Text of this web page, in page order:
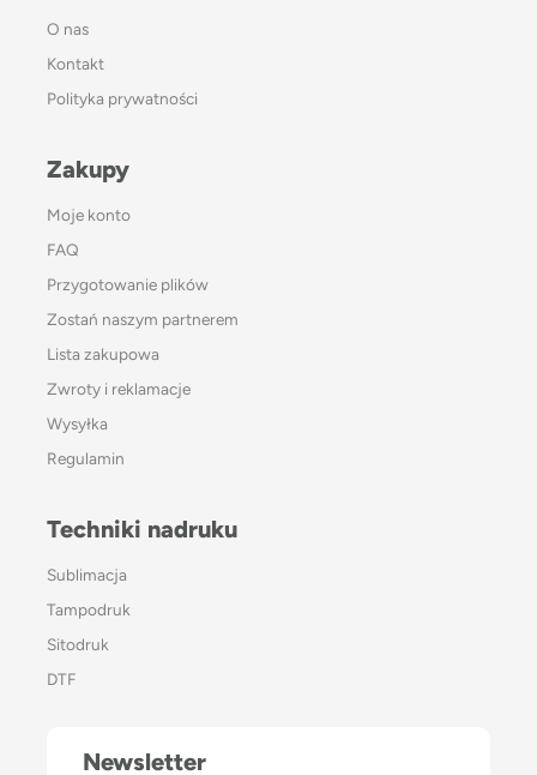
O nas
Kontakt
Polityka prywatności
Zakupy
Moje konto
FAQ
Przygotowanie plików
Zostań naszym partnerem
Lista zakupowa
Zwroty i reklamacje
Wysyłka
Regulamin
Techniki nadruku
Sublimacja
Tampodruk
Sitodruk
DTF
Newsletter